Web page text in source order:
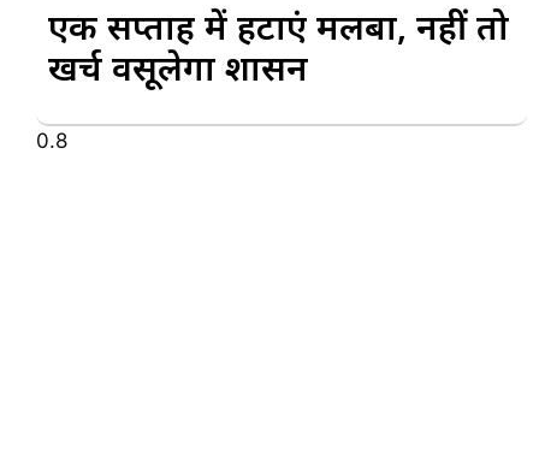
एक सप्ताह में हटाएं मलबा, नहीं तो
खर्च वसूलेगा प्रशासन